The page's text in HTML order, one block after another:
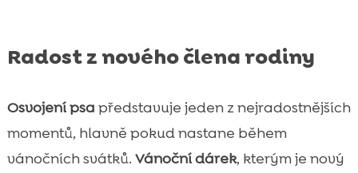
Radost z nového člena rodiny
Osvojení psa představuje jeden z nejradostnějších
momentů, hlavně pokud nastane během
vánočních svátků. Vánoční dárek, kterým je nový